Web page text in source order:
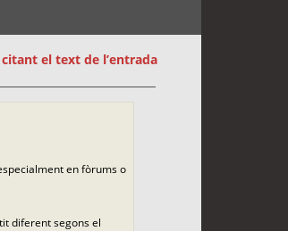
citant el text de l’entrada
en fòrums o
diferent segons el